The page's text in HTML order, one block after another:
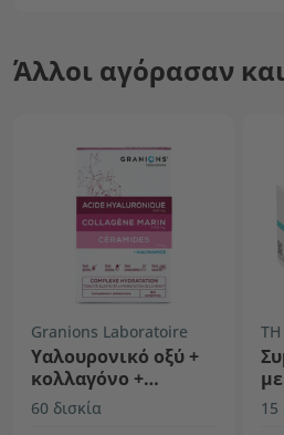
Άλλοι αγόρασαν
Granions Laboratoire
Υαλουρονικό οξύ +
κολλαγόνο +
ceramides
60 δισκία 15